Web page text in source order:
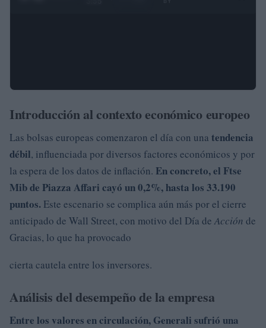
Introducción al contexto económico europeo
Las bolsas europeas comenzaron el día con una tendencia
débil, influenciada por diversos factores económicos y por
la espera de los datos de inflación. En concreto, el Ftse
Mibde Piazza Affari cayó un 0,2%, hasta los 33.190
puntos. Este escenario se complica aún más por el cierre
anticipado de Wall Street, con motivo del Día deAcción de
Gracias, lo que ha provocado
cierta cautela entre los inversores.
Análisis del desempeño de la empresa
Entre los valores en circulación, Generali sufrió una